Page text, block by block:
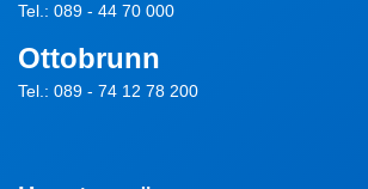
Tel.: 089 - 44 70 000
Ottobrunn
Tel.: 089 - 74 12 78 200